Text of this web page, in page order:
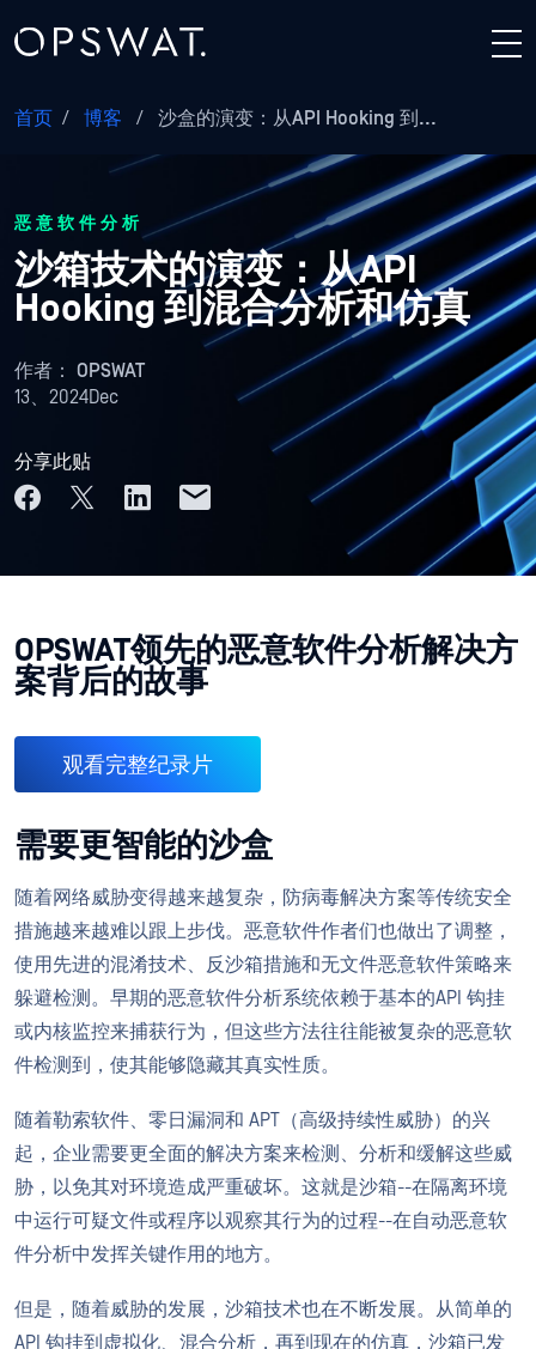
首页 / 博客 / 沙盒的演变：从API Hooking 到...
恶意软件分析
沙箱技术的演变：从API
Hooking 到混合分析和仿真
作者： OPSWAT
13、2024Dec
分享此贴
OPSWAT领先的恶意软件分析解决方
案背后的故事
观看完整纪录片
需要更智能的沙盒
随着网络威胁变得越来越复杂，防病毒解决方案等传统安全
措施越来越难以跟上步伐。恶意软件作者们也做出了调整，
使用先进的混淆技术、反沙箱措施和无文件恶意软件策略来
躲避检测。早期的恶意软件分析系统依赖于基本的API 钩挂
或内核监控来捕获行为，但这些方法往往能被复杂的恶意软
件检测到，使其能够隐藏其真实性质。
随着勒索软件、零日漏洞和 APT（高级持续性威胁）的兴
起，企业需要更全面的解决方案来检测、分析和缓解这些威
胁，以免其对环境造成严重破坏。这就是沙箱--在隔离环境
中运行可疑文件或程序以观察其行为的过程--在自动恶意软
件分析中发挥关键作用的地方。
但是，随着威胁的发展，沙箱技术也在不断发展。从简单的
API 钩挂到虚拟化、混合分析，再到现在的仿真，沙箱已发